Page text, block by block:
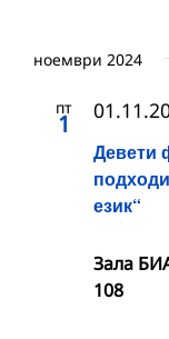
ноември 2024
пт
1
Девети
език“
Зала
108